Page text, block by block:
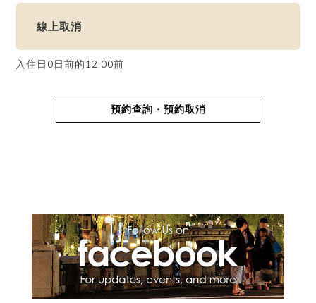
線上取消
入住日0日前的12:00前
預約查詢・預約取消